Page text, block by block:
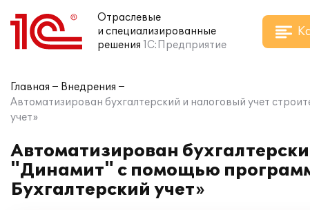
Отраслевые
и специализированные
решения 1С:Предприятие
Главная
Внедрения
Автоматизирован бухгалтерский и налоговый учет
учет»
Автоматизирован
"Динамит" с помощью
Бухгалтерский учет»